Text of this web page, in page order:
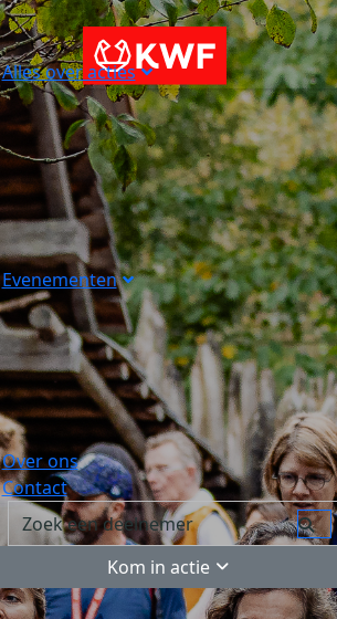
Alles over acties
Evenementen
Over ons
Contact
Kom in actie